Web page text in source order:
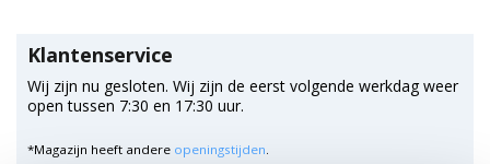
Klantenservice
Wij zijn nu gesloten. Wij zijn de eerst volgende werkdag weer
open tussen 7:30 en 17:30 uur.
*Magazijn heeft andere openingstijden.